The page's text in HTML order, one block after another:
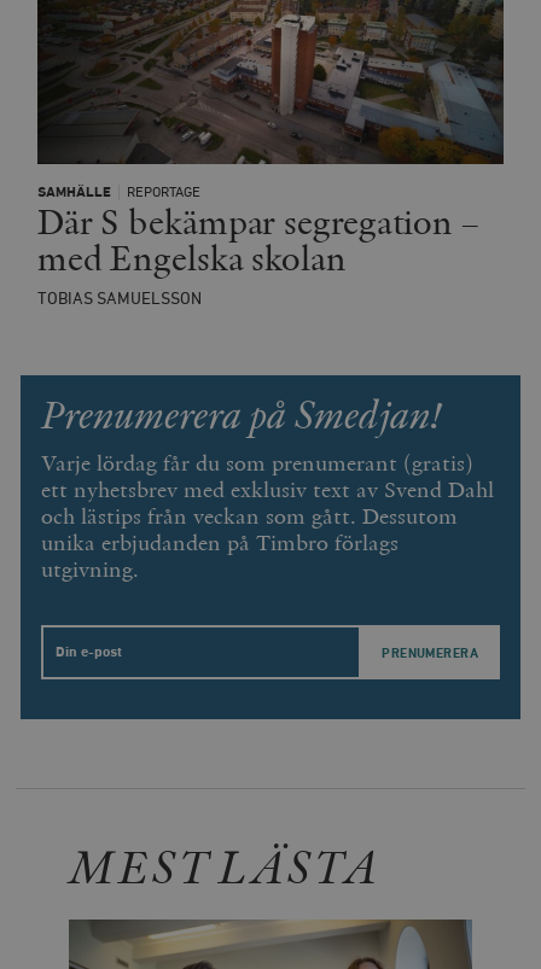
SAMHÄLLE REPORTAGE
Där S bekämpar segregation –
med Engelska skolan
TOBIAS SAMUELSSON
Prenumerera på Smedjan!
Varje lördag får du som prenumerant (gratis)
ett nyhetsbrev med exklusiv text av Svend Dahl
och lästips från veckan som gått. Dessutom
unika erbjudanden på Timbro förlags
utgivning.
Email
MEST LÄSTA